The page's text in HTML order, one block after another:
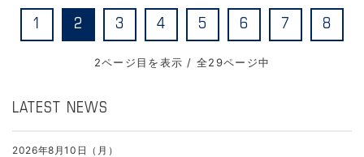
2ページ目を表示 / 全29ページ中
1 2 3 4 5 6 7 8
LATEST NEWS
2026年8月10日（月）